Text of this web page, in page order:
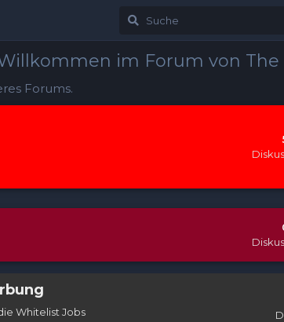
im Forum von
Forums.
Whitelist Jobs